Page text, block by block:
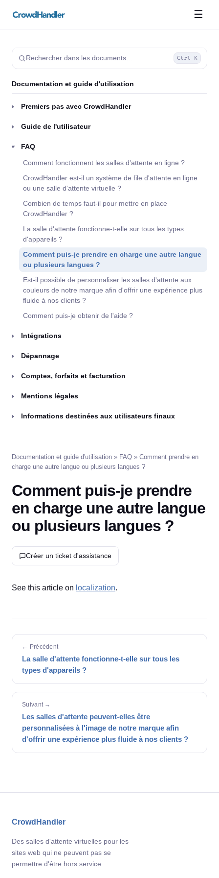
☰
Rechercher dans les documents… Ctrl K
Documentation et guide d'utilisation
Premiers pas avec CrowdHandler
Guide de l'utilisateur
FAQ
Comment fonctionnent les salles d'attente en ligne ?
CrowdHandler est-il un système de file d'attente en ligne
ou une salle d'attente virtuelle ?
Combien de temps faut-il pour mettre en place
CrowdHandler ?
La salle d'attente fonctionne-t-elle sur tous les types
d'appareils ?
Comment puis-je prendre en charge une autre langue
ou plusieurs langues ?
Est-il possible de personnaliser les salles d'attente aux
couleurs de notre marque afin d'offrir une expérience plus
fluide à nos clients ?
Comment puis-je obtenir de l'aide ?
Intégrations
Dépannage
Comptes, forfaits et facturation
Mentions légales
Informations destinées aux utilisateurs finaux
Documentation et guide d'utilisation » FAQ » Comment prendre en
charge une autre langue ou plusieurs langues ?
Comment puis-je prendre
en charge une autre langue
ou plusieurs langues ?
Créer un ticket d'assistance
See this article on localization.
← Précédent
La salle d'attente fonctionne-t-elle sur tous les
types d'appareils ?
Suivant →
Les salles d'attente peuvent-elles être
personnalisées à l'image de notre marque afin
d'offrir une expérience plus fluide à nos clients ?
CrowdHandler
Des salles d'attente virtuelles pour les
sites web qui ne peuvent pas se
permettre d'être hors service.